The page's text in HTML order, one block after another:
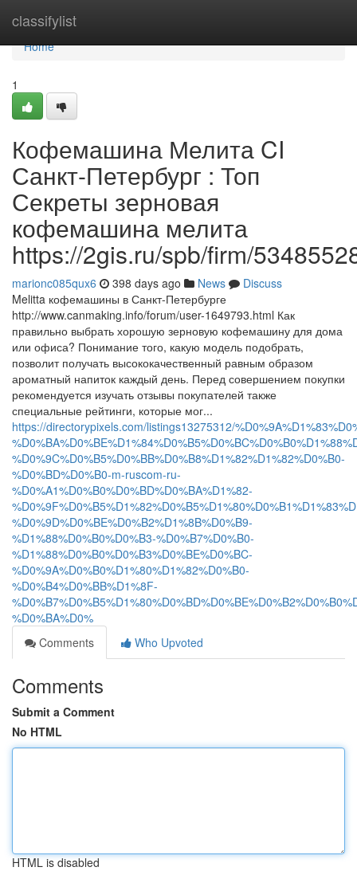
classifylist
Home
Home
1
Кофемашина Мелита CI
Санкт-Петербург : Топ
Секреты зерновая
кофемашина мелита
https://2gis.ru/spb/firm/
marionc085qux6 398 days ago News
Discuss
Melitta кофемашины в Санкт-Петербурге
http://www.canmaking.info/forum/user-1649793.html Как
правильно выбрать хорошую зерновую кофемашину для дома
или офиса? Понимание того, какую модель подобрать,
позволит получать высококачественный равным образом
ароматный напиток каждый день. Перед совершением покупки
рекомендуется изучать отзывы покупателей также
специальные рейтинги, которые мог...
https://directorypixels.com/listings13275312/
%D0%9C%D0%B5%D0%BB%D0%B8%D1%82%D1%82%D0%B0-
%D0%BD%D0%B0-m-ruscom-ru-
%D0%A1%D0%B0%D0%BD%D0%BA%D1%82-
%D0%9D%D0%BE%D0%B2%D1%8B%D0%B9-
%D1%88%D0%B0%D0%B3-%D0%B7%D0%B0-
%D1%88%D0%B0%D0%B3%D0%BE%D0%BC-
%D0%9A%D0%B0%D1%80%D1%82%D0%B0-
%D0%B4%D0%BB%D1%8F-
%D0%BA%D0%
Comments
Who Upvoted
Comments
Submit a Comment
No HTML
HTML is disabled